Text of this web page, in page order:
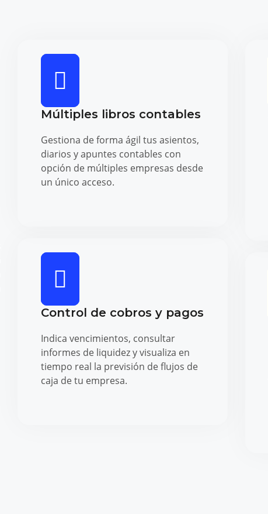
Múltiples libros contables
Gestiona de forma ágil tus asientos,
diarios y apuntes contables con
opción de múltiples empresas desde
un único acceso.
Control de cobros y pagos
Indica vencimientos, consultar
informes de liquidez y visualiza en
tiempo real la previsión de flujos de
caja de tu empresa.